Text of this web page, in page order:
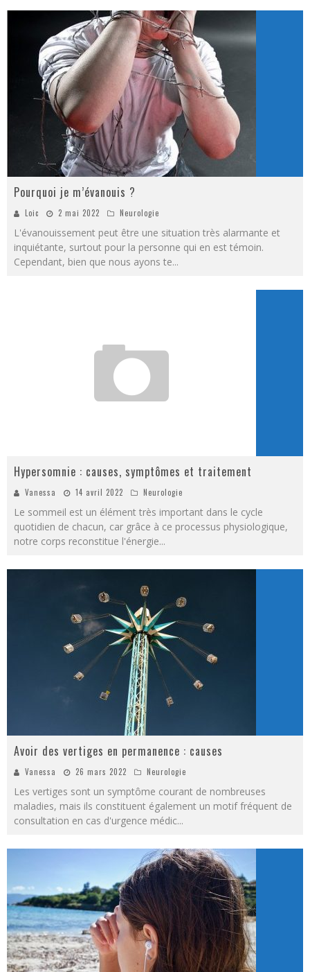
Pourquoi je m’évanouis ?
Loic 2 mai 2022 Neurologie
L'évanouissement peut être une situation très alarmante et
inquiétante, surtout pour la personne qui en est témoin.
Cependant, bien que nous ayons te...
Hypersomnie : causes, symptômes et traitement
Vanessa 14 avril 2022 Neurologie
Le sommeil est un élément très important dans le cycle
quotidien de chacun, car grâce à ce processus physiologique,
notre corps reconstitue l'énergie...
Avoir des vertiges en permanence : causes
Vanessa 26 mars 2022 Neurologie
Les vertiges sont un symptôme courant de nombreuses
maladies, mais ils constituent également un motif fréquent de
consultation en cas d'urgence médic...